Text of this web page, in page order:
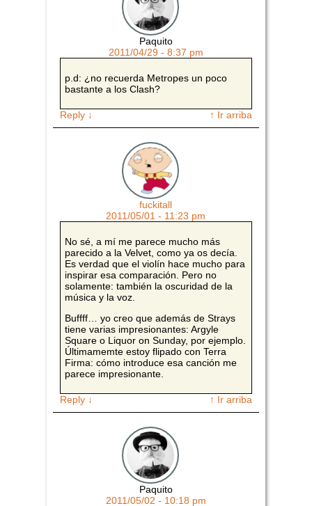
Paquito
2011/04/29 - 8:37 pm
p.d: ¿no recuerda Metropes un poco
bastante a los Clash?
Reply ↓ ↑ Ir arriba
fuckitall
2011/05/01 - 11:23 pm
No sé, a mí me parece mucho más
parecido a la Velvet, como ya os decía.
Es verdad que el violín hace mucho para
inspirar esa comparación. Pero no
solamente: también la oscuridad de la
música y la voz.
Buffff… yo creo que además de Strays
tiene varias impresionantes: Argyle
Square o Liquor on Sunday, por ejemplo.
Últimamemte estoy flipado con Terra
Firma: cómo introduce esa canción me
parece impresionante.
Reply ↓ ↑ Ir arriba
Paquito
2011/05/02 - 10:18 pm